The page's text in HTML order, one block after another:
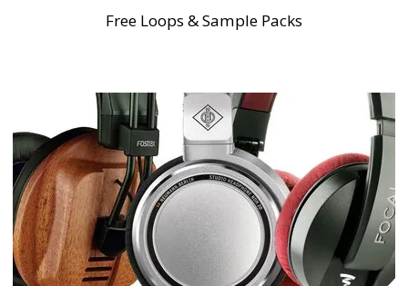
Free Loops & Sample Packs